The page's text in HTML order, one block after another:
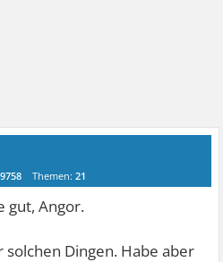
Themen:21
gut, Angor.
solchen Dingen. Habe aber